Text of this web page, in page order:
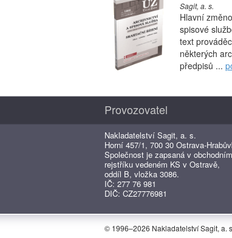
Sagit, a. s.
Hlavní
spisové
text
některých
předpisů ...
Provozovatel
Nakladatelství Sagit, a. s.
Horní 457/1, 700 30 Ostrava-
Společnost je zapsaná v obchodním
rejstříku vedeném KS v Ostravě,
oddíl B, vložka 3086.
IČ: 277 76 981
DIČ: CZ27776981
© 1996–2026 Nakladatelství Sagit, a.